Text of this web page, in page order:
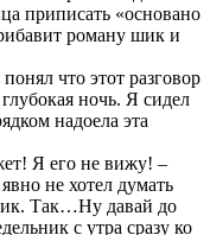
приписать «основано
роману шик и
что этот разговор
ночь. Я сидел
надоела эта
Я его не вижу! –
не хотел думать
Так…Ну давай до
с утра сразу ко